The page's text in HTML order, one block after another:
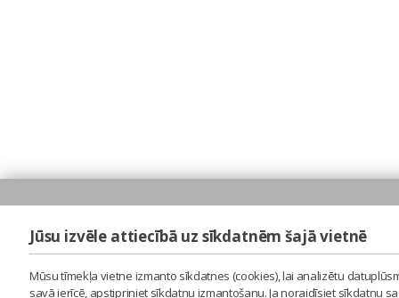
Jūsu izvēle attiecībā uz sīkdatnēm šajā vietnē
Mūsu tīmekļa vietne izmanto sīkdatnes (cookies), lai analizētu
savā ierīcē, apstipriniet sīkdatņu izmantošanu. Ja noraidīsiet sīkdatņu